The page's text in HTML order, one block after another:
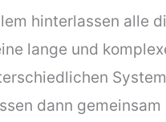
hinterlassen alle
lange und
dann gemeinsam